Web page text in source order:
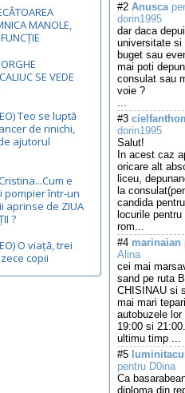
#2 Anusca
dorin1995
dar daca
universitate si
buget sau
mai poti
consulat sau
voie ?
...
#3
dorin1995
Salut!
In acest caz
oricare alt
liceu,
la
candida
locurile pentru
rom...
#4 marinaian
Alina
cei mai
sand pe ruta
CHISINAU si
mai mari
autobuzele lor
19:00 si
ultimu timp ...
#5
pentru D0ina
Ca
diploma din
MANOLE,
SE VEDE
Teo se luptă
de rinichi,
ajutorul
e
pompier într-un
aprinse de ZIUA
?
O viață, trei
copii